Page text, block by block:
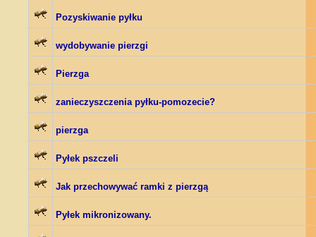
Pozyskiwanie pyłku
wydobywanie pierzgi
Pierzga
zanieczyszczenia pyłku-pomozecie?
pierzga
Pyłek pszczeli
Jak przechowywać ramki z pierzgą
Pyłek mikronizowany.